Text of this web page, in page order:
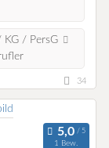
/ PersG
34
1 Bew.